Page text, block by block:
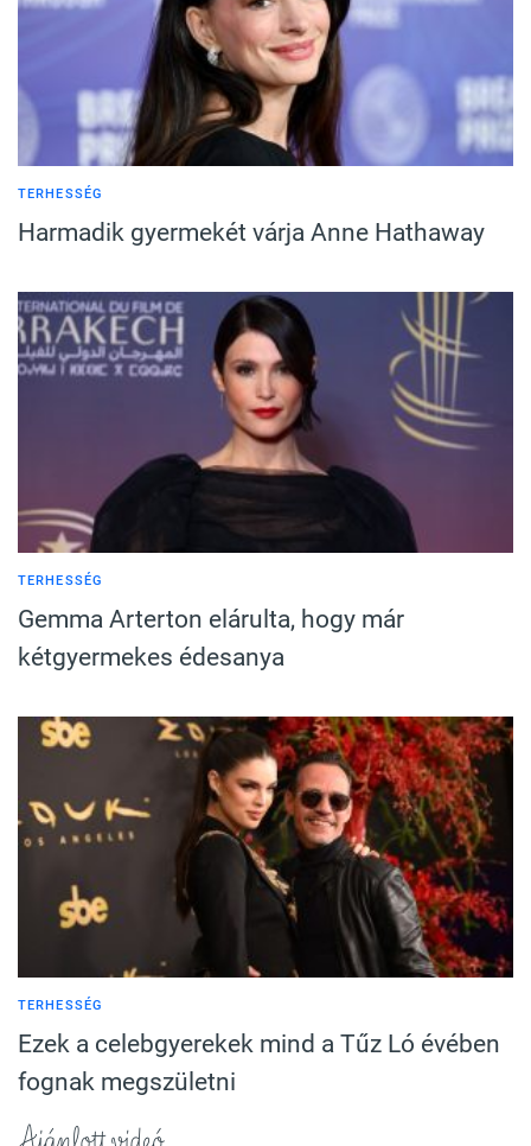
TERHESSÉG
Harmadik gyermekét várja Anne Hathaway
TERHESSÉG
Gemma Arterton elárulta, hogy már
kétgyermekes édesanya
TERHESSÉG
Ezek a celebgyerekek mind a Tűz Ló évében
fognak megszületni